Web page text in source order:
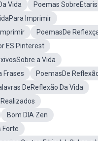
Vida
Poemas
Imprimir
PoemasDe
ES Pinterest
a Vida
Frases
PoemasDe
DeReflexão Da Vida
Bom DIA Zen
Forte